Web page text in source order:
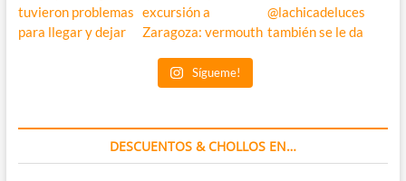
Sígueme!
DESCUENTOS & CHOLLOS EN…